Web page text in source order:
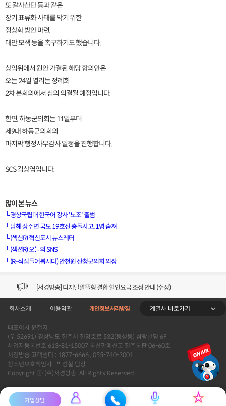
가입상담
또 갈사산단 등과 같은
장기 표류화 사태를 막기 위한
정상화 방안 마련,
대안 모색 등을 촉구하기도 했습니다.
상임위에서 원안 가결된 해당 합의안은
오는 24일 열리는 정례회
2차 본회의에서 심의 의결될 예정입니다.
한편, 하동군의회는 11일부터
제9대 하동군의회의
마지막 행정사무감사 일정을 진행합니다.
SCS 김상엽입니다.
많이 본 뉴스
└경상국립대 한국어 강사 '노조' 출범
└남해 상주면 국도 19호선 충돌사고..1명 숨져
└(섹션R) 혁신도시 뉴스레터
└(섹션R) 오늘의 SNS
└(R-직접들어봅시다) 안천원 산청군의회 의장
[서경방송] 일부 채널편성 변경 안내의 건 (7/22)
[서경방송] 디지털알뜰형 결합 할인요금 조정 안내 (수정)
[공지] 개인정보처리방침 (Ver2.15) 개정의 건 (7/1)
[서경방송] 일부 채널편성 변경 안내의 건 (7/1)
[VOD공지] 청춘초이스 이용금액 변경 안내
[서경방송] 일부 채널편성 변경 안내의 건 (7/22)
회사소개 이용약관 개인정보처리방침 계열사 바로가기
대표이사 윤철지
(우 52691) 경상남도 진주시 진양호로 532(동성동) 삼광빌딩 6F
사업자등록번호 613-81-15007 통신판매신고 진주통판 06-60호
서경방송 고객센터 : 1877-6666 , 055-740-3001
청소년보호책임자 : 박성철 팀장
Copyright ⓒ (주)서경방송. All Rights Reserved.